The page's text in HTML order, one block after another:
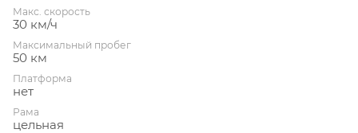
Макс. скорость
30 км/ч
Максимальный пробег
50 км
Платформа
нет
Рама
цельная